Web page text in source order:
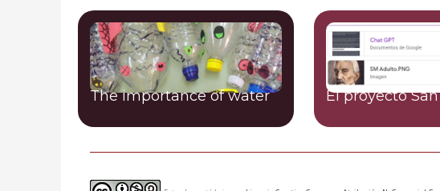
The importance of water El proyecto